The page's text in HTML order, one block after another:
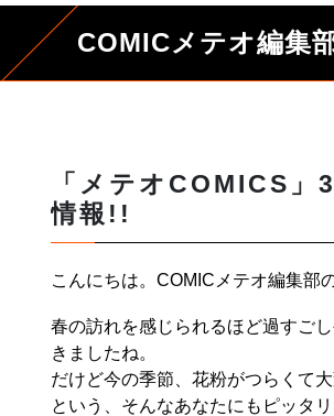
COMICメテオ編集
「メテオCOMICS」
情報!!
こんにちは。COMICメテオ編集部
春の訪れを感じられるほど過すご
きましたね。
だけど今の季節、花粉がつらくて
という、そんなあなたにもピッタ